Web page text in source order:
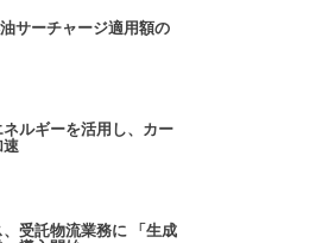
サーチャージ適用額の
ルギーを活用し、カー
速
受託物流業務に 「生成